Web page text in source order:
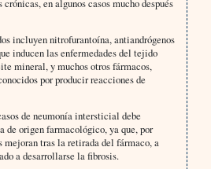
en algunos casos mucho después
incluyen nitrofurantoína, antiandrógenos
inducen las enfermedades del tejido
mineral, y muchos otros fármacos,
por producir reacciones de
de neumonía intersticial debe
de origen farmacológico, ya que, por
mejoran tras la retirada del fármaco, a
a desarrollarse la fibrosis.